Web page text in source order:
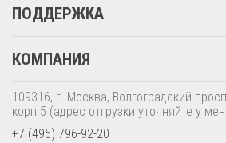
ПОДДЕРЖКА
КОМПАНИЯ
109316, г. Москва, Волгоградский
корп.5 (адрес отгрузки уточняйте у
+7 (495) 796-92-20